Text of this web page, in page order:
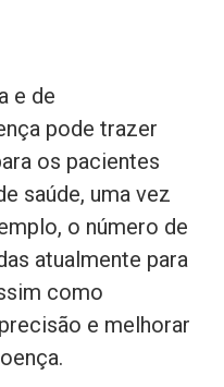
e de
pode trazer
os pacientes
saúde, uma vez
o número de
atualmente para
como
e melhorar